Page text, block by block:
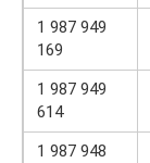
1 987 949
169
1 987 949
614
1 987 948